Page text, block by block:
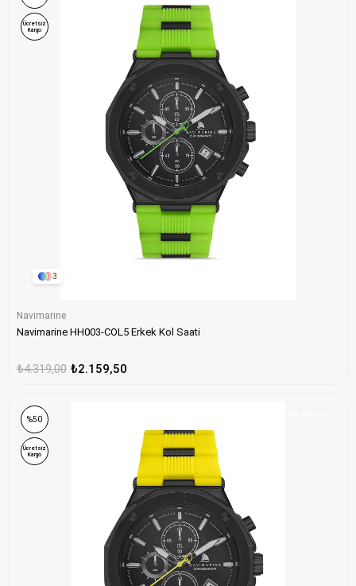
3
Navimarine
Navimarine HH003-COL5 Erkek Kol Saati
₺2.159,50
₺4.319,00
Ücretsiz
Kargo
%50
Ücretsiz
Kargo